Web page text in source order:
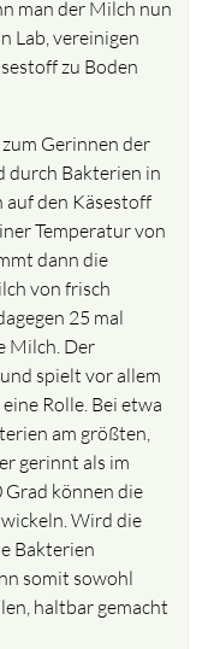
man der Milch nun
Lab, vereinigen
zu Boden
Gerinnen der
durch Bakterien in
auf den Käsestoff
Temperatur von
dann die
von frisch
25 mal
Milch. Der
spielt vor allem
Rolle. Bei etwa
am größten,
gerinnt als im
können die
Wird die
Bakterien
somit sowohl
haltbar gemacht